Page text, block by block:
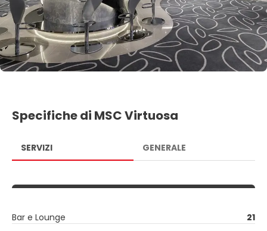
Specifiche di MSC Virtuosa
SERVIZI GENERALE
Bar e Lounge 21